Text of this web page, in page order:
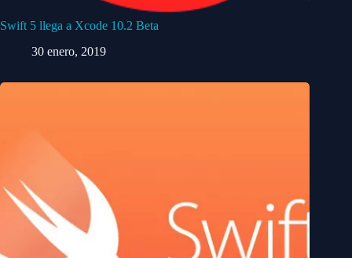
Swift 5 llega a Xcode 10.2 Beta
30 enero, 2019